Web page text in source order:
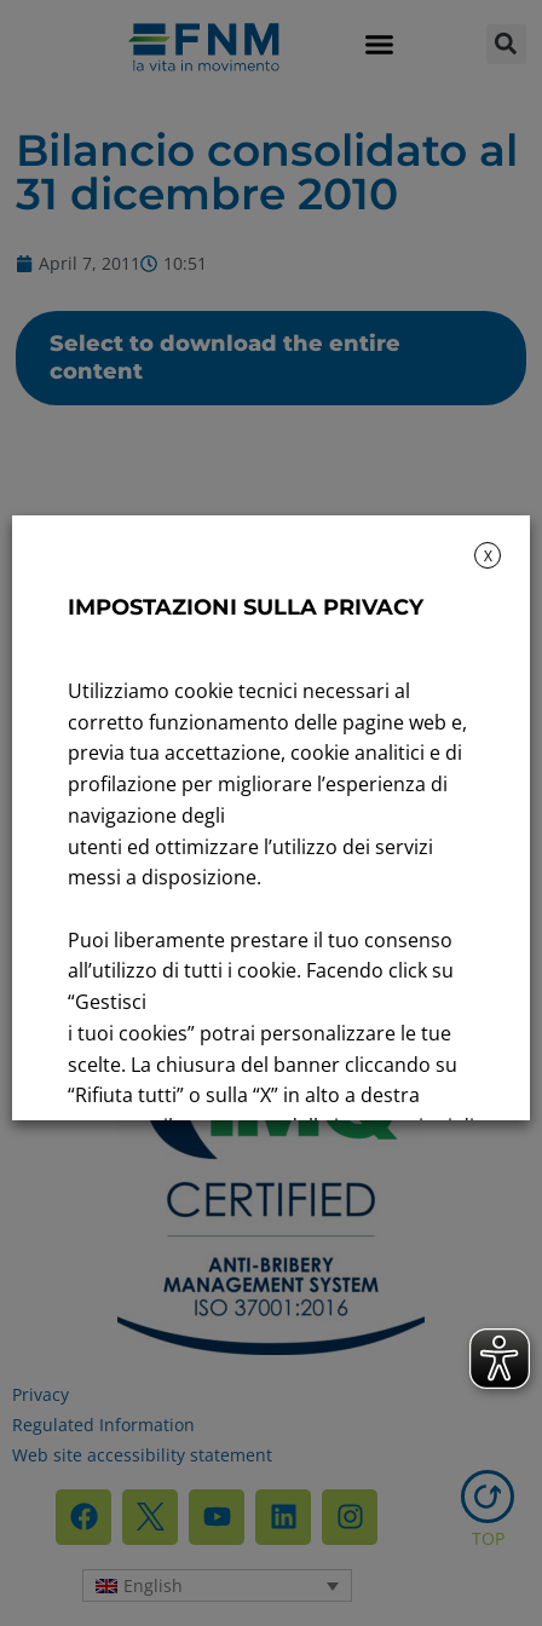
Bilancio consolidato al
31 dicembre 2010
April 7, 2011 10:51
Select to download the entire
content
Tenders: All Tenders
FNM S.p.A.
Headquarters in Milan, Piazzale Cadorna, 14
fnm@legalmail.it
Share capital € 230,000,000.00 fully paid up
Register of Companies
C.C.I.AA. Milano – REA 28331
Privacy
Regulated Information
Web site accessibility statement
English
TOP
X
IMPOSTAZIONI SULLA PRIVACY
Utilizziamo cookie tecnici necessari al
corretto funzionamento delle pagine web e,
previa tua accettazione, cookie analitici e di
profilazione per migliorare l’esperienza di
navigazione degli
utenti ed ottimizzare l’utilizzo dei servizi
messi a disposizione.
Puoi liberamente prestare il tuo consenso
all’utilizzo di tutti i cookie. Facendo click su
“Gestisci
i tuoi cookies” potrai personalizzare le tue
scelte. La chiusura del banner cliccando su
“Rifiuta tutti” o sulla “X” in alto a destra
comporta il permanere delle impostazioni di
default e la continuazione della navigazione
in assenza di cookie o altri strumenti di
tracciamento diversi da quelli tecnici.
Per maggiori informazioni consulta la
nostra
Informativa sui dati personali e cookie
RIFIUTA TUTTI
GESTISCI I TUOI COOKIES